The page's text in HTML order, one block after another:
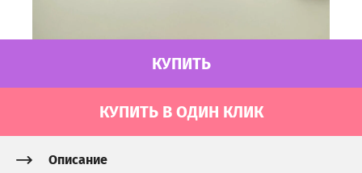
КУПИТЬ
КУПИТЬ В ОДИН КЛИК
Описание